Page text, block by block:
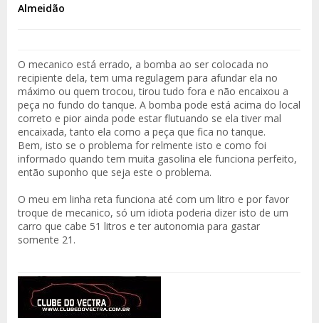
Almeidão
O mecanico está errado, a bomba ao ser colocada no
recipiente dela, tem uma regulagem para afundar ela no
máximo ou quem trocou, tirou tudo fora e não encaixou a
peça no fundo do tanque. A bomba pode está acima do local
correto e pior ainda pode estar flutuando se ela tiver mal
encaixada, tanto ela como a peça que fica no tanque.
Bem, isto se o problema for relmente isto e como foi
informado quando tem muita gasolina ele funciona perfeito,
então suponho que seja este o problema.
O meu em linha reta funciona até com um litro e por favor
troque de mecanico, só um idiota poderia dizer isto de um
carro que cabe 51 litros e ter autonomia para gastar
somente 21.